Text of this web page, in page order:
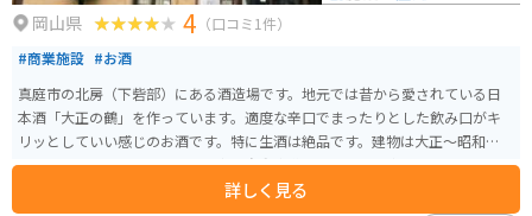
岡山県 4 （口コミ1件）
#商業施設 #お酒
真庭市の北房（下砦部）にある酒造場です。地元では昔から愛されている日
本酒「大正の鶴」を作っています。適度な辛口でまったりとした飲み口がキ
リッとしていい感じのお酒です。特に生酒は絶品です。建物は大正〜昭和初期
に建てられたものだそうです。中国自動車道の北房ICから車、バイクで10分
ほどで行けますので、お酒好きな人は、是非一度足を運んでください。
詳しく見る